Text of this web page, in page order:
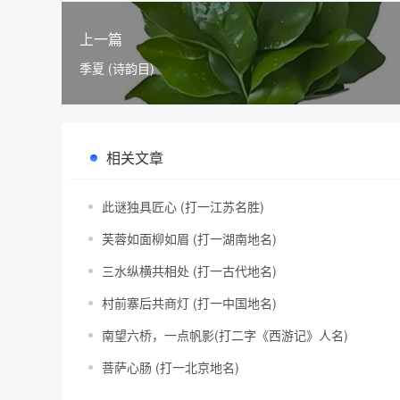
上一篇
季夏 (诗韵目)
相关文章
此谜独具匠心 (打一江苏名胜)
芙蓉如面柳如眉 (打一湖南地名)
三水纵横共相处 (打一古代地名)
村前寨后共商灯 (打一中国地名)
南望六桥，一点帆影(打二字《西游记》人名)
菩萨心肠 (打一北京地名)